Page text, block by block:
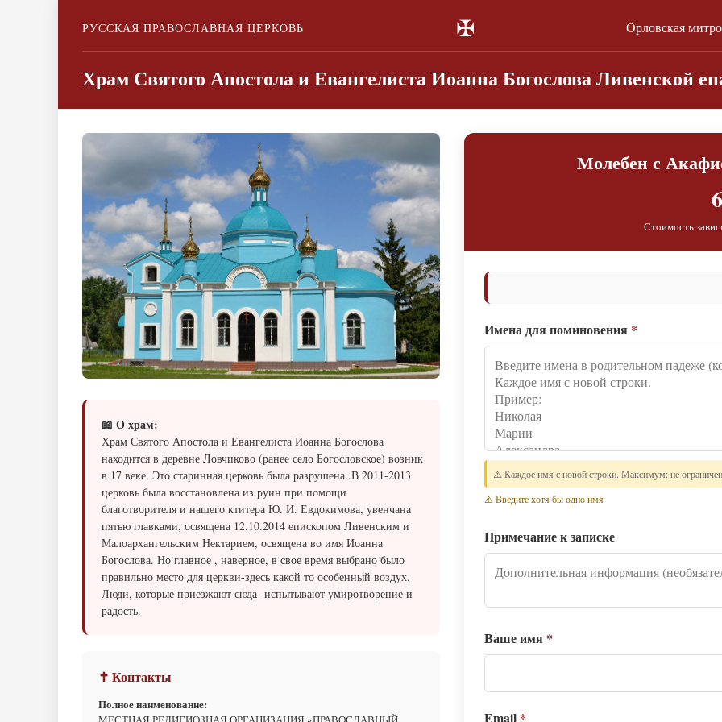
РУССКАЯ ПРАВОСЛАВНАЯ ЦЕРКОВЬ ✠ Орловская
Храм Святого Апостола и Евангелиста Иоанна Богослова Ливенской
📖 О храм:
Храм Святого Апостола и Евангелиста Иоанна Богослова
находится в деревне Ловчиково (ранее село Богословское) возник
в 17 веке. Это старинная церковь была разрушена..В 2011-2013
церковь была восстановлена из руин при помощи
благотворителя и нашего ктитера Ю. И. Евдокимова, увенчана
пятью главками, освящена 12.10.2014 епископом Ливенским и
Малоархангельским Нектарием, освящена во имя Иоанна
Богослова. Но главное , наверное, в свое время выбрано было
правильно место для церкви-здесь какой то особенный воздух.
Люди, которые приезжают сюда -испытывают умиротворение и
радость.
✝ Контакты
Полное наименование:
Молебен с
Стоимость
Имена для поминовения *
⚠️ Каждое имя с новой строки. Максимум: не
⚠️ Введите хотя бы одно имя
Примечание к записке
Ваше имя *
Email *